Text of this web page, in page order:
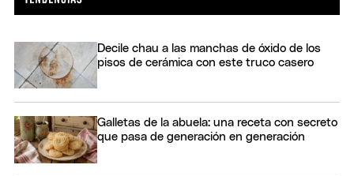
Decile chau a las manchas de óxido de los
pisos de cerámica con este truco casero
Galletas de la abuela: una receta con secreto
que pasa de generación en generación